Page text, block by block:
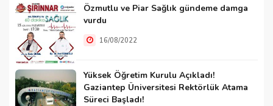
Özmutlu ve Piar Sağlık gündeme damga
vurdu
16/08/2022
Yüksek Öğretim Kurulu Açıkladı!
Gaziantep Üniversitesi Rektörlük Atama
Süreci Başladı!